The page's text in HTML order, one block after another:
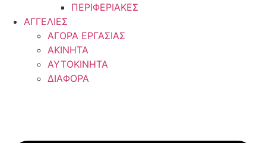
ΠΕΡΙΦΕΡΙΑΚΕΣ
ΑΓΓΕΛΙΕΣ
ΑΓΟΡΑ ΕΡΓΑΣΙΑΣ
ΑΚΙΝΗΤΑ
ΑΥΤΟΚΙΝΗΤΑ
ΔΙΑΦΟΡΑ